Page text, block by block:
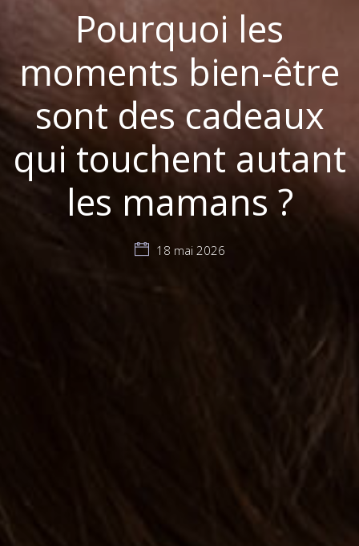
Pourquoi les
moments bien-être
sont des cadeaux
qui touchent autant
les mamans ?
18 mai 2026